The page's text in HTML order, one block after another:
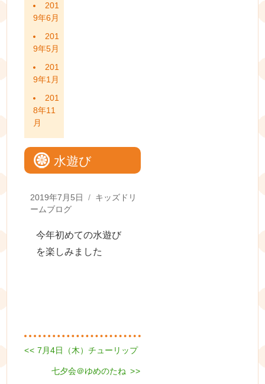
201
9年6月
201
9年5月
201
9年1月
201
8年11
月
水遊び
Posted
on
2019年7月5日 Categories
キッズドリ
ームブログ
今年初めての水遊び
を楽しみました
投
稿
Previous
<< 7月4日（木）チューリップ
Next
七夕会＠ゆめのたね >>